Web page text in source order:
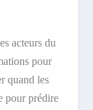
acteurs du
pour
quand les
pour prédire